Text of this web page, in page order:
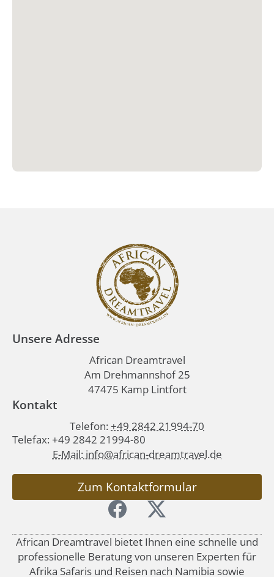
Unsere Adresse
African Dreamtravel
Am Drehmannshof 25
47475 Kamp Lintfort
Kontakt
Telefon: +49 2842 21994-70
Telefax: +49 2842 21994-80
E-Mail: info@african-dreamtravel.de
Zum Kontaktformular
African Dreamtravel bietet Ihnen eine schnelle und
professionelle Beratung von unseren Experten für
Afrika Safaris und Reisen nach Namibia sowie